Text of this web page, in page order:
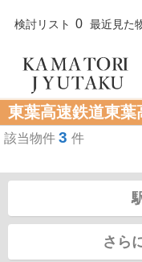
検討リスト 0 最近見た
東葉高速鉄道東
該当物件 3 件
さら